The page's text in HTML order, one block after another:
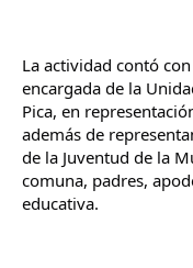
La actividad contó
encargada de la
Pica, en
además de
de la Juventud de la
comuna, padres,
educativa.